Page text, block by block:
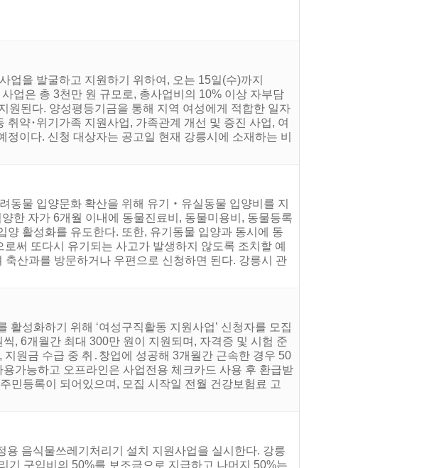
업을 발굴하고 지원하기 위하여, 오는 15일(수)까지
업은 총 3천만 원 규모로, 총사업비의 10% 이상 자부담
원된다. 양성평등기금을 통해 지역 여성에게 적합한 일자
약･위기가족 지원사업, 가족관계 개선 및 증진 사업, 여
이다. 신청 대상자는 공고일 현재 강릉시에 소재하는 비
동물 입양문화 확산을 위해 유기‧유실동물 입양비를 지
한 자가 6개월 이내에 동물진료비, 동물미용비, 동물등록
활성화를 유도한다. 또한, 유기동물 입양과 동시에 동
써 또다시 유기되는 사고가 발생하지 않도록 조치할 예
산과를 방문하거나 우편으로 신청하면 된다. 강릉시 관
성화하기 위해 ‘여성구직활동 지원사업’ 신청자를 모집
, 6개월간 최대 300만 원이 지원되며, 자격증 및 시험 준
원금 수급 중 취․창업에 성공해 3개월간 근속한 경우 50
가능하고 오프라인은 사업전용 체크카드 사용 후 환급받
민등록이 되어있으며, 모집 시작일 전월 건강보험료 고
음식물쓰레기처리기 설치 지원사업을 실시한다. 강릉
기 구입비의 50%를 보조금으로 지급하고 나머지 50%는